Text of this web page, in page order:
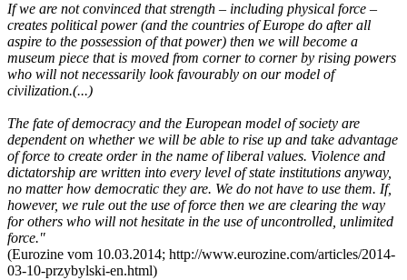
If we are not convinced that strength – including physical force –
creates political power (and the countries of Europe do after all
aspire to the possession of that power) then we will become a
museum piece that is moved from corner to corner by rising powers
who will not necessarily look favourably on our model of
civilization.(...)
The fate of democracy and the European model of society are
dependent on whether we will be able to rise up and take advantage
of force to create order in the name of liberal values. Violence and
dictatorship are written into every level of state institutions anyway,
no matter how democratic they are. We do not have to use them. If,
however, we rule out the use of force then we are clearing the way
for others who will not hesitate in the use of uncontrolled, unlimited
force."
(Eurozine vom 10.03.2014; http://www.eurozine.com/articles/2014-
03-10-przybylski-en.html)